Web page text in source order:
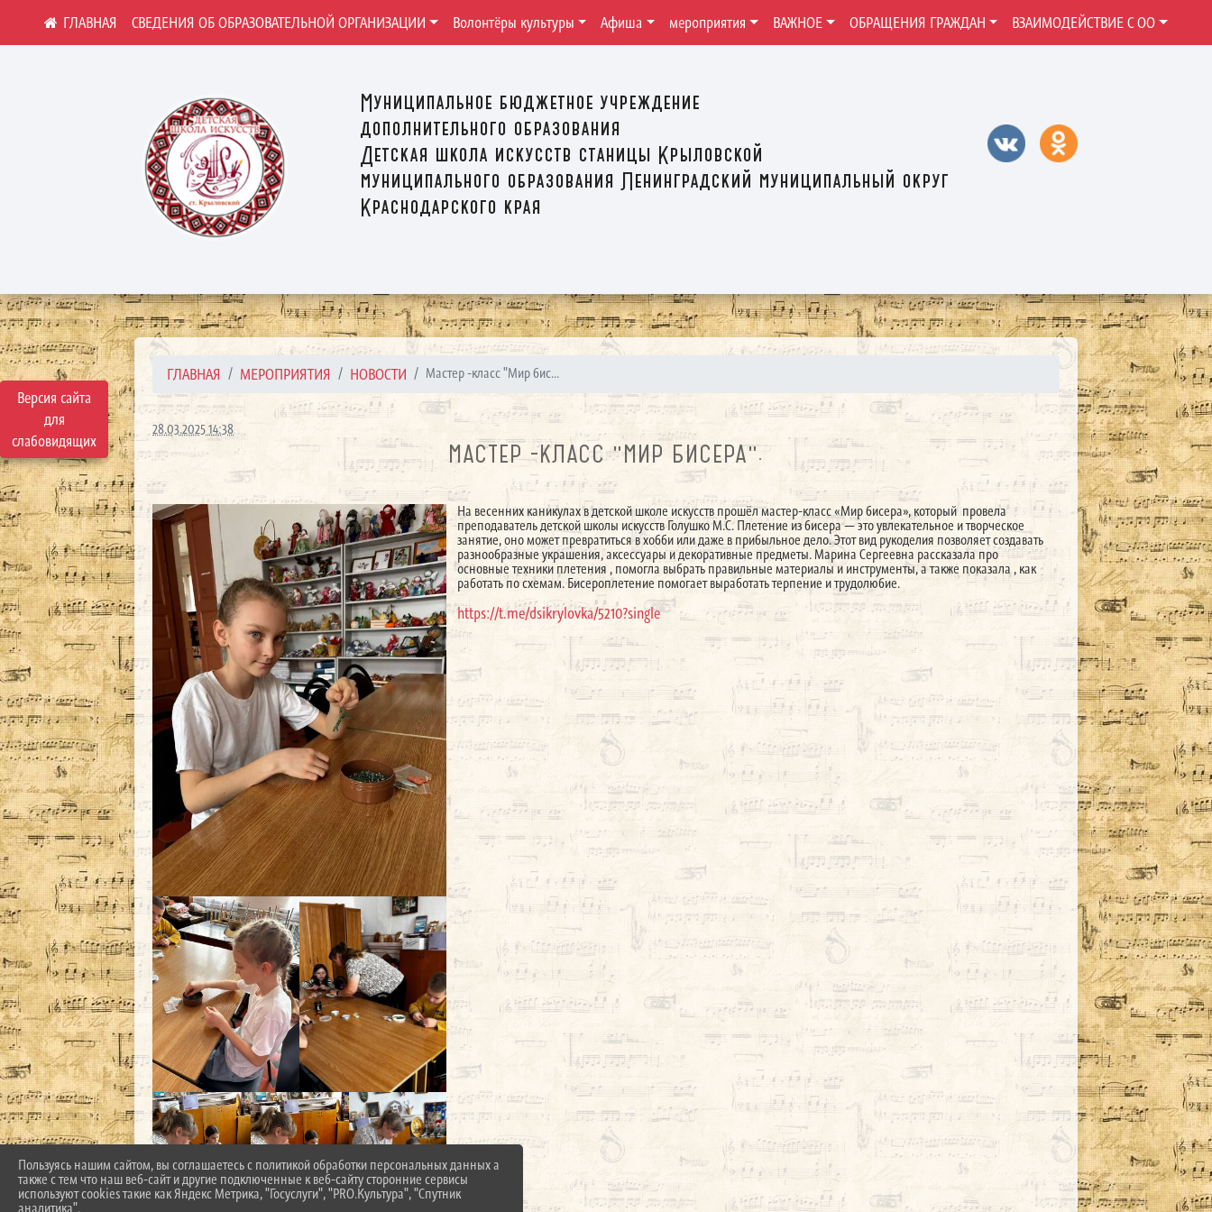
Версия сайта
для
слабовидящих
Муниципальное бюджетное учреждение
дополнительного образования
Детская школа искусств станицы Крыловской
муниципального образования Ленинградский муниципальный округ
Краснодарского края
СВЕДЕНИЯ ОБ ОБРАЗОВАТЕЛЬНОЙ ОРГАНИЗАЦИИ Волонтёры культуры Афиша мероприятия ВАЖНОЕ ОБРАЩЕНИЯ ГРАЖДАН ВЗАИМОДЕЙСТВИЕ С ОО
ГЛАВНАЯ МЕРОПРИЯТИЯ НОВОСТИ Мастер -класс "Мир бис...
28.03.2025 14:38
МАСТЕР -КЛАСС "МИР БИСЕРА".
На весенних каникулах в детской школе искусств прошёл мастер-класс «Мир бисера», который провела
преподаватель детской школы искусств Голушко М.С. Плетение из бисера — это увлекательное и творческое
занятие, оно может превратиться в хобби или даже в прибыльное дело. Этот вид рукоделия позволяет создавать
разнообразные украшения, аксессуары и декоративные предметы. Марина Сергеевна рассказала про
основные техники плетения , помогла выбрать правильные материалы и инструменты, а также показала , как
работать по схемам. Бисероплетение помогает выработать терпение и трудолюбие.
https://t.me/dsikrylovka/5210?single
Пользуясь нашим сайтом, вы соглашаетесь с политикой обработки персональных данных а
также с тем что наш веб-сайт и другие подключенные к веб-сайту сторонние сервисы
используют cookies такие как Яндекс Метрика, "Госуслуги", "PRO.Культура", "Спутник
аналитика".